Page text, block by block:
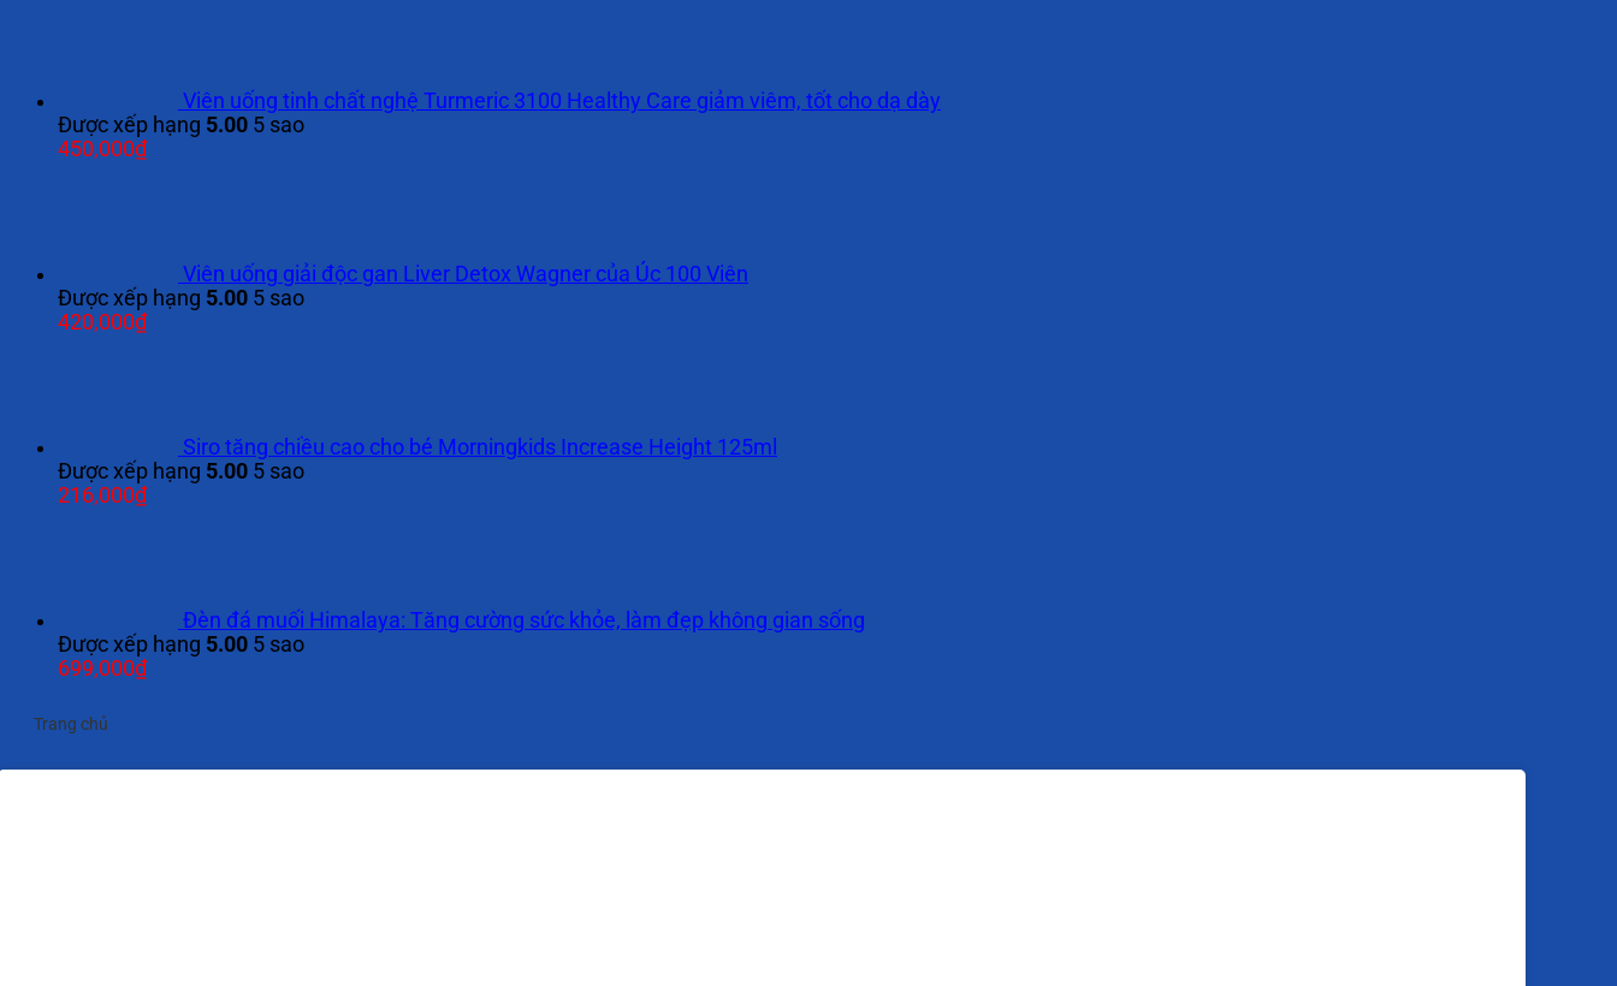
Viên uống tinh chất nghệ Turmeric 3100 Healthy Care giảm viêm, tốt cho dạ dày
Được xếp hạng 5.00 5 sao
450,000₫
Viên uống giải độc gan Liver Detox Wagner của Úc 100 Viên
Được xếp hạng 5.00 5 sao
420,000₫
Siro tăng chiều cao cho bé Morningkids Increase Height 125ml
Được xếp hạng 5.00 5 sao
216,000₫
Đèn đá muối Himalaya: Tăng cường sức khỏe, làm đẹp không gian sống
Được xếp hạng 5.00 5 sao
699,000₫
Trang chủ